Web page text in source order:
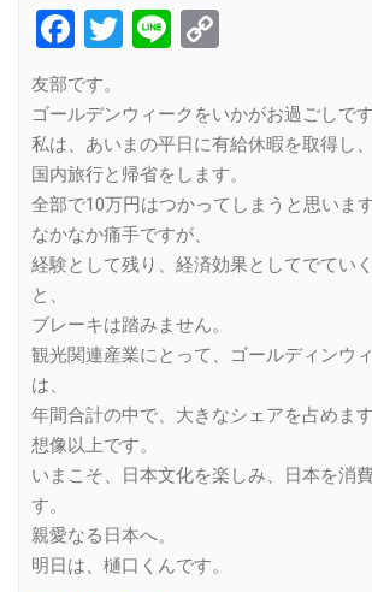
Facebook
Twitter
Line
友部です。
ゴールデンウィークをいかがお過ごしで
私は、あいまの平日に有給休暇を取得し、
国内旅行と帰省をします。
全部で10万円はつかってしまうと思います
なかなか痛手ですが、
経験として残り、経済効果としてでてい
と、
ブレーキは踏みません。
観光関連産業にとって、ゴールディンウ
は、
年間合計の中で、大きなシェアを占めます
想像以上です。
いまこそ、日本文化を楽しみ、日本を消
す。
親愛なる日本へ。
明日は、樋口くんです。